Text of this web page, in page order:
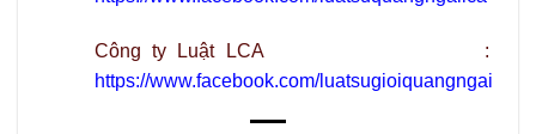
Công ty Luật LCA :
https://www.facebook.com/luatsugioiquangngai